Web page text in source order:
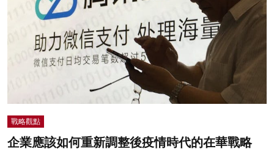
戰略觀點
企業應該如何重新調整後疫情時代的在華戰略